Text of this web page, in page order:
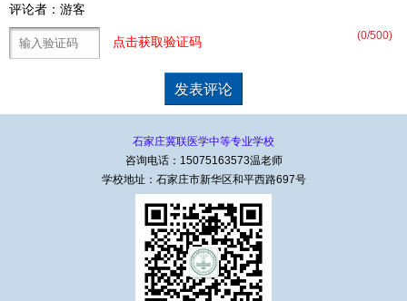
评论者：游客
(0/500)
点击获取验证码
石家庄冀联医学中等专业学校
咨询电话：15075163573温老师
学校地址：石家庄市新华区和平西路697号